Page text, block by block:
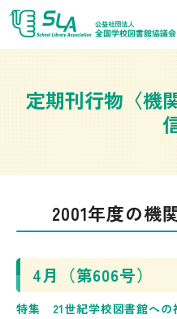
定期刊行物〈機
2001年度の機
4月（第606号）
特集 21世紀学校図書館への